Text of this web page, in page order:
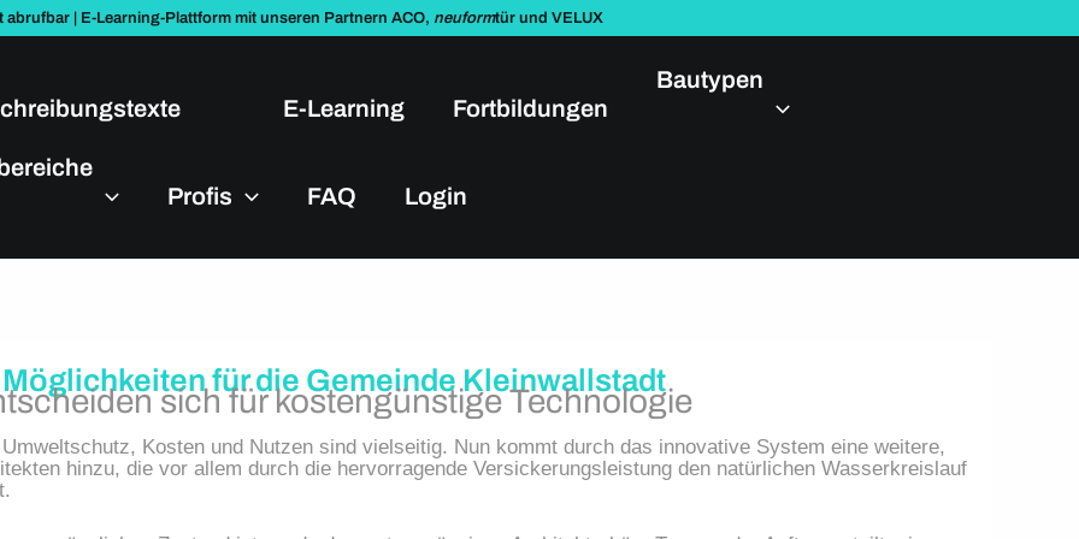
abrufbar | E-Learning-Plattform mit unseren Partnern ACO, neuformtür und VELUX
E-Learning Fortbildungen
Bautypen
Profis
FAQ Login
für die Gemeinde Kleinwallstadt
sich für kostengünstige Technologie
Kosten und Nutzen sind vielseitig. Nun kommt durch das innovative System eine weitere,
hinzu, die vor allem durch die hervorragende Versickerungsleistung den natürlichen Wasserkreislauf